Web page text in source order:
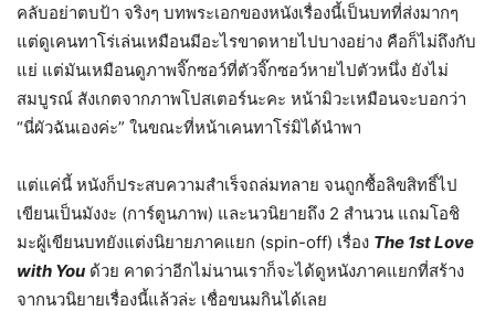
คลับอย่าตบป้า จริงๆ บทพระเอกของหนังเรื่องนี้เป็นบทที่ส่งมากๆ
แต่ดูเคนทาโร่เล่นเหมือนมีอะไรขาดหายไปบางอย่าง คือก็ไม่ถึงกับ
แย่ แต่มันเหมือนดูภาพจิ๊กซอว์ที่ตัวจิ๊กซอว์หายไปตัวหนึ่ง ยังไม่
สมบูรณ์ สังเกตจากภาพโปสเตอร์นะคะ หน้ามิวะเหมือนจะบอกว่า
“นี่ผัวฉันเองค่ะ” ในขณะที่หน้าเคนทาโร่มิได้นำพา
แต่แค่นี้ หนังก็ประสบความสำเร็จถล่มทลาย จนถูกซื้อลิขสิทธิ์ไป
เขียนเป็นมังงะ (การ์ตูนภาพ) และนวนิยายถึง 2 สำนวน แถมโอชิ
มะผู้เขียนบทยังแต่งนิยายภาคแยก (spin-off) เรื่อง The 1st Love
with You ด้วย คาดว่าอีกไม่นานเราก็จะได้ดูหนังภาคแยกที่สร้าง
จากนวนิยายเรื่องนี้แล้วล่ะ เชื่อขนมกินได้เลย